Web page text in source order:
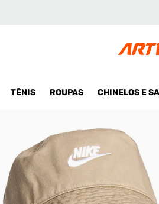
TÊNIS ROUPAS CHINELOS E